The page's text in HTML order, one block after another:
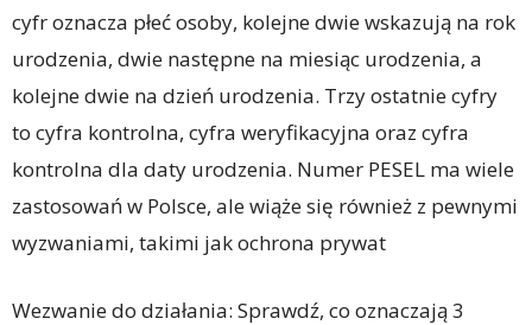
cyfr oznacza płeć osoby, kolejne dwie wskazują na rok
urodzenia, dwie następne na miesiąc urodzenia, a
kolejne dwie na dzień urodzenia. Trzy ostatnie cyfry
to cyfra kontrolna, cyfra weryfikacyjna oraz cyfra
kontrolna dla daty urodzenia. Numer PESEL ma wiele
zastosowań w Polsce, ale wiąże się również z pewnymi
wyzwaniami, takimi jak ochrona prywat
Wezwanie do działania: Sprawdź, co oznaczają 3